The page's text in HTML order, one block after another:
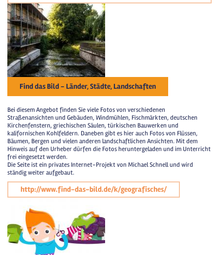
Find das Bild - Länder, Städte, Landschaften
Bei diesem Angebot finden Sie viele Fotos von verschiedenen
Straßenansichten und Gebäuden, Windmühlen, Fischmärkten, deutschen
Kirchenfenstern, griechischen Säulen, türkischen Bauwerken und
kalifornischen Kohlfeldern. Daneben gibt es hier auch Fotos von Flüssen,
Bäumen, Bergen und vielen anderen landschaftlichen Ansichten. Mit dem
Hinweis auf den Urheber dürfen die Fotos heruntergeladen und im Unterricht
frei eingesetzt werden.
Die Seite ist ein privates Internet-Projekt von Michael Schnell und wird
ständig weiter aufgebaut.
http://www.find-das-bild.de/k/geografisches/